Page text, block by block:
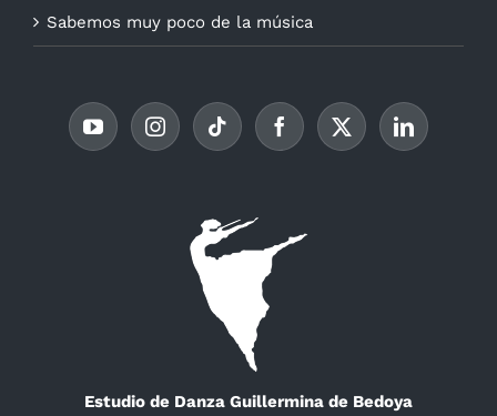
Sabemos muy poco de la música
Estudio de Danza Guillermina de Bedoya